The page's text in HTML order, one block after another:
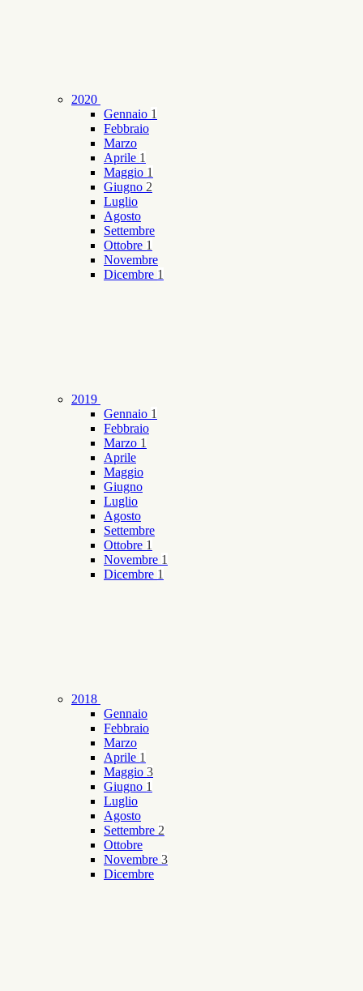
2020
Gennaio 1
Febbraio
Marzo
Aprile 1
Maggio 1
Giugno 2
Luglio
Agosto
Settembre
Ottobre 1
Novembre
Dicembre 1
2019
Gennaio 1
Febbraio
Marzo 1
Aprile
Maggio
Giugno
Luglio
Agosto
Settembre
Ottobre 1
Novembre 1
Dicembre 1
2018
Gennaio
Febbraio
Marzo
Aprile 1
Maggio 3
Giugno 1
Luglio
Agosto
Settembre 2
Ottobre
Novembre 3
Dicembre